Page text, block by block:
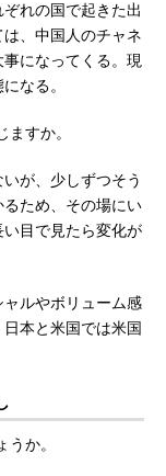
れの国で起きた出
、中国人のチャネ
になってくる。現
なる。
すか。
が、少しずつそう
ため、その場にい
目で見たら変化が
ルやボリューム感
本と米国では米国
か。